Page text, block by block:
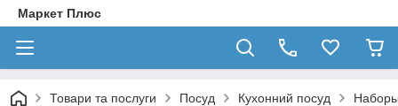
Маркет Плюс
Товари та послуги Посуд Кухонний посуд